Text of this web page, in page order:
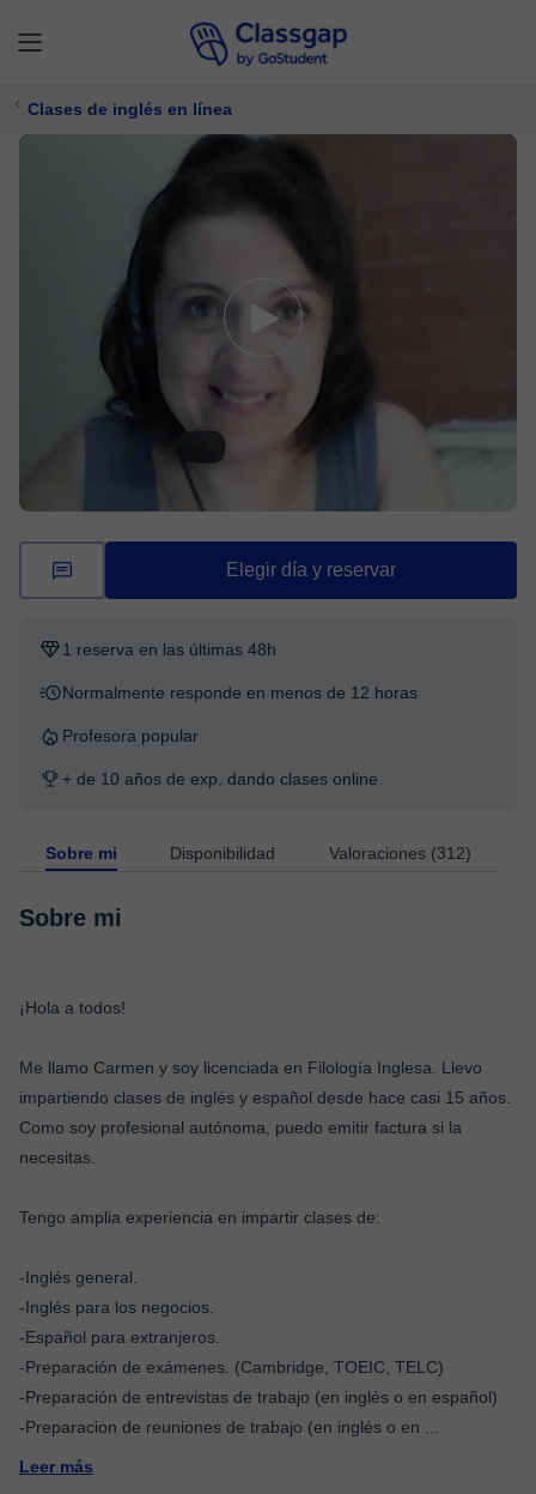
Clases de inglés en línea
Carmen
2558 clases
Ofrece prueba gratuita
Elegir día y reservar
1 reserva en las últimas 48h
Normalmente responde en menos de 12 horas
Profesora popular
+ de 10 años de exp. dando clases online
Sobre mi Disponibilidad Valoraciones (312)
Sobre mi
¡Hola a todos!
Me llamo Carmen y soy licenciada en Filología Inglesa. Llevo
impartiendo clases de inglés y español desde hace casi 15 años.
Como soy profesional autónoma, puedo emitir factura si la
necesitas.
Tengo amplia experiencia en impartir clases de:
-Inglés general.
-Inglés para los negocios.
-Español para extranjeros.
-Preparación de exámenes. (Cambridge, TOEIC, TELC)
-Preparación de entrevistas de trabajo (en inglés o en español)
-Preparacion de reuniones de trabajo (en inglés o en
Leer más